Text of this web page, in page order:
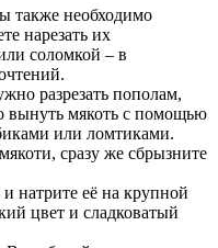
также необходимо
нарезать их
соломкой – в
разрезать пополам,
вынуть мякоть с помощью
или ломтиками.
сразу же сбрызните
натрите её на крупной
цвет и сладковатый